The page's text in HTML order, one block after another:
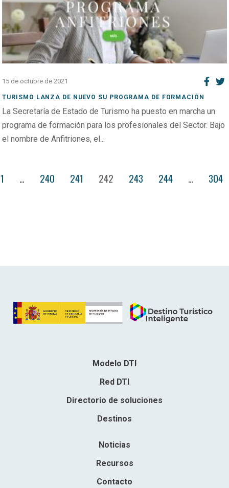
15 de octubre de 2021
TURISMO LANZA DE NUEVO SU PROGRAMA DE FORMACIÓN
La Secretaría de Estado de Turismo ha puesto en marcha un
programa de formación para los profesionales del Sector. Bajo
el nombre de Anfitriones, el...
1 … 240 241 242 243 244 … 304
Modelo DTI
Red DTI
Directorio de soluciones
Destinos
Noticias
Recursos
Contacto